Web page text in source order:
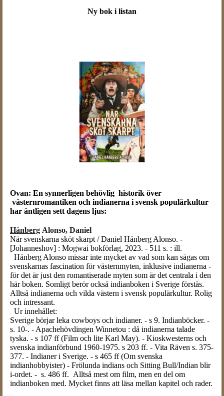
Ny bok i listan
Ovan: En synnerligen behövlig historik över
västernromantiken och indianerna i svensk populärkultur
har äntligen sett dagens ljus:
Hånberg Alonso, Daniel
När svenskarna sköt skarpt / Daniel Hånberg Alonso. -
[Johanneshov] : Mogwai bokförlag, 2023. - 511 s. : ill.
Hånberg Alonso missar inte mycket av vad som kan sägas om
svenskarnas fascination för västernmyten, inklusive indianerna -
för det är just den romantiserade myten som är det centrala i den
här boken. Somligt berör också indianboken i Sverige förstås.
Alltså indianerna och vilda västern i svensk populärkultur. Rolig
och intressant.
Ur innehållet:
Sverige börjar leka cowboys och indianer. - s 9. Indianböcker. -
s. 10-. - Apachehövdingen Winnetou : då indianerna talade
tyska. - s 107 ff (Film och lite Karl May). - Kioskwesterns och
svenska indianförbund 1960-1975. s 203 ff. - Vita Räven s. 375-
377. - Indianer i Sverige. - s 465 ff (Om svenska
indianhobbyister) - Frölunda indians och Sitting Bull/Indian blir
i-ordet. - s. 486 ff. Alltså mest om film, men en del om
indianboken med. Mycket finns att läsa mellan kapitel och rader.